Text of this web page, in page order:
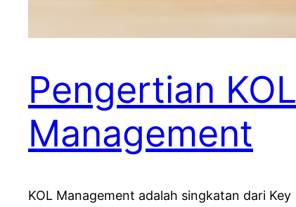
Pengertian KOL
Management
KOL Management adalah singkatan dari Key